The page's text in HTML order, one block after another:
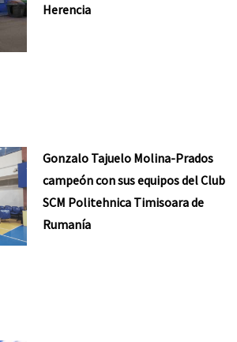
Herencia
Gonzalo Tajuelo Molina-Prados
campeón con sus equipos del Club
SCM Politehnica Timisoara de
Rumanía